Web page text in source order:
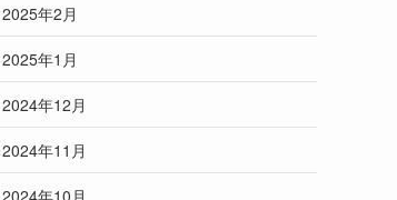
2025年2月
2025年1月
2024年12月
2024年11月
2024年10月